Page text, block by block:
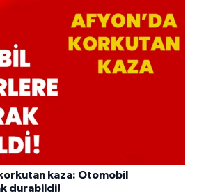
kaza: Otomobil
durabildi!